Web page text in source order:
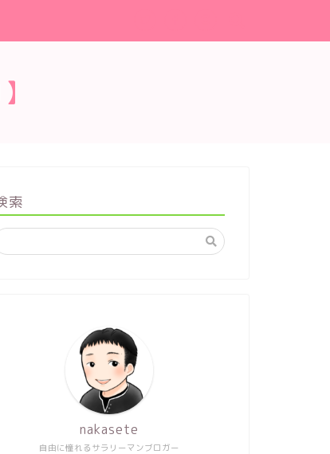
索
自由に憧れるサラリーマンブロガー
nakasete